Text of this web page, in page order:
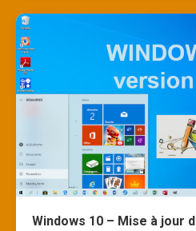
Windows 10 – Mise à jour